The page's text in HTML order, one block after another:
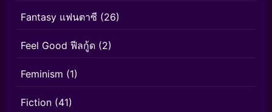
Fantasy แฟนตาซี (26)
Feel Good ฟีลกู้ด (2)
Feminism (1)
Fiction (41)